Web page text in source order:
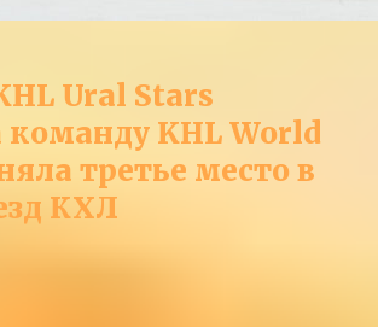
Ural Stars
команду KHL World
третье место в
КХЛ